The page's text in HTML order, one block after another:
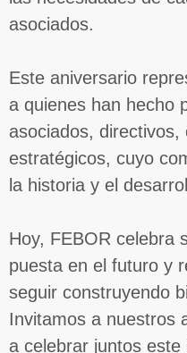
asociados.
Este aniversario
a quienes han hecho
asociados,
estratégicos, cuyo
la historia y el
Hoy, FEBOR celebra
puesta en el futuro y
seguir construyendo
Invitamos a nuestros
a celebrar juntos